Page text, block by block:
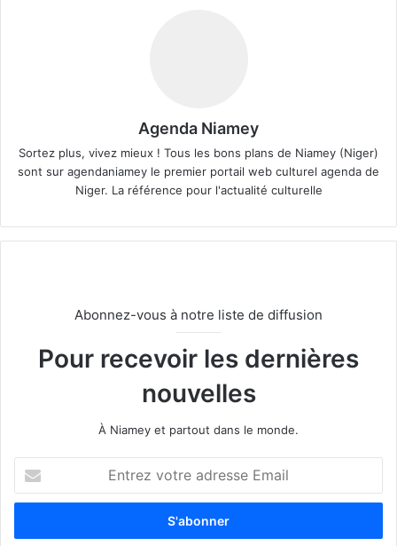
Agenda Niamey
Sortez plus, vivez mieux ! Tous les bons plans de Niamey (Niger)
sont sur agendaniamey le premier portail web culturel agenda de
Niger. La référence pour l'actualité culturelle
Abonnez-vous à notre liste de diffusion
Pour recevoir les dernières
nouvelles
À Niamey et partout dans le monde.
t
e